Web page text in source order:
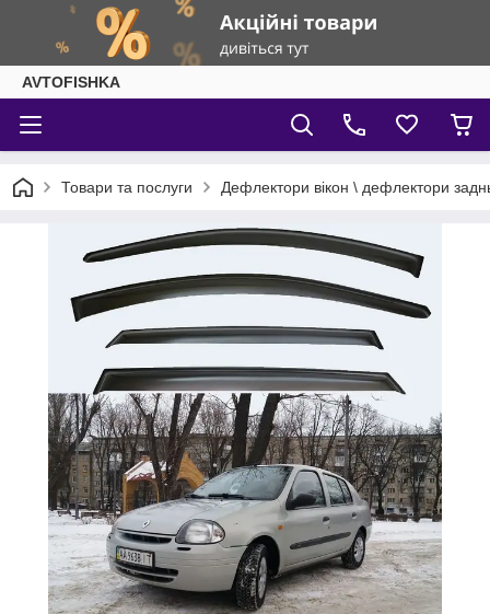
AVTOFISHKA
Товари та послуги Дефлектори вікон \ дефлектори